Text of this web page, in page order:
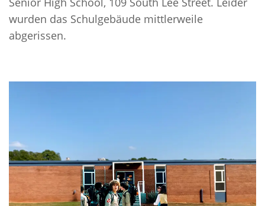
wurden das Schulgebäude mittlerweile
abgerissen.